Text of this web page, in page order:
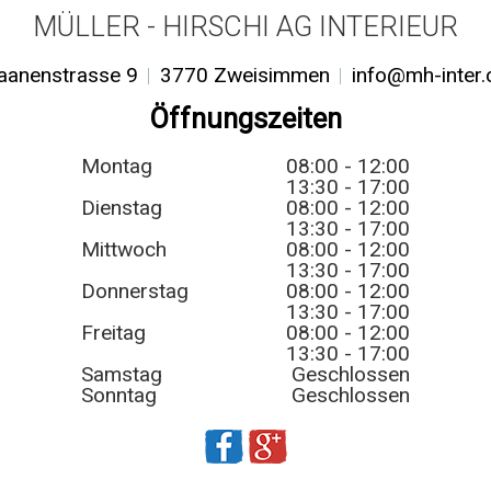
MÜLLER - HIRSCHI AG INTERIEUR
9 3770 Zweisimmen info@mh-
Öffnungszeiten
Montag
08:00 - 12:00
13:30 - 17:00
Dienstag
08:00 - 12:00
13:30 - 17:00
Mittwoch
08:00 - 12:00
13:30 - 17:00
Donnerstag
08:00 - 12:00
13:30 - 17:00
Freitag
08:00 - 12:00
13:30 - 17:00
Samstag
Geschlossen
Sonntag
Geschlossen